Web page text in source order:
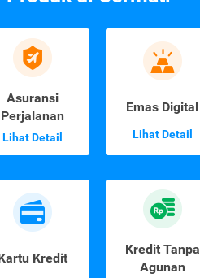
Asuransi
Perjalanan
Lihat Detail
Emas Digital
Lihat Detail
Kredit
Kredit Tanpa
Agunan